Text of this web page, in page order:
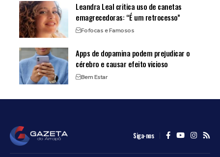
Leandra Leal critica uso de canetas
emagrecedoras: “É um retrocesso”
Fofocas e Famosos
Apps de dopamina podem prejudicar o
cérebro e causar efeito vicioso
Bem Estar
Siga-nos